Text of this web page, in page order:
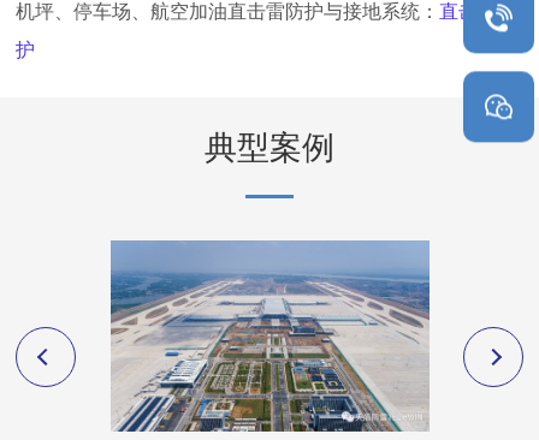
机坪、停车场、航空加油直击雷防护与接地系统：直击雷防
护
典型案例